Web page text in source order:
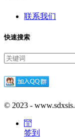
联系我们
快速搜索
© 2023 -
签到